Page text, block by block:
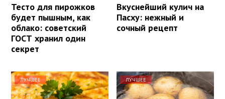
Тесто для пирожков
будет пышным, как
облако: советский
ГОСТ хранил один
секрет
Вкуснейший кулич на
Пасху: нежный и
сочный рецепт
ЛУЧШЕЕ ЛУЧШЕЕ